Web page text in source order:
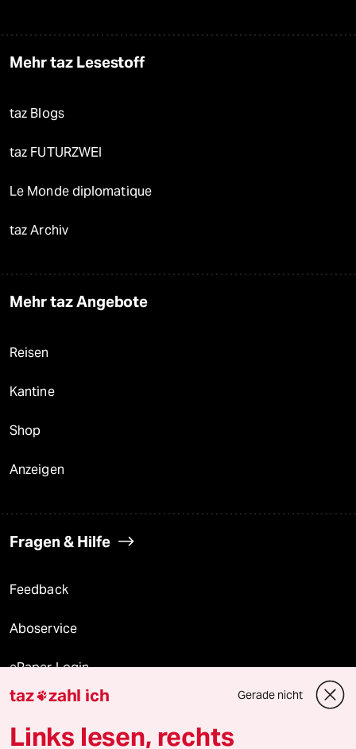
Mehr taz Lesestoff
taz Blogs
taz FUTURZWEI
Le Monde diplomatique
taz Archiv
Mehr taz Angebote
Reisen
Kantine
Shop
Anzeigen
Fragen & Hilfe
Feedback
Aboservice
ePaper Login
Downloads für Abonnierende
taz zahl ich Gerade nicht
Links lesen, rechts